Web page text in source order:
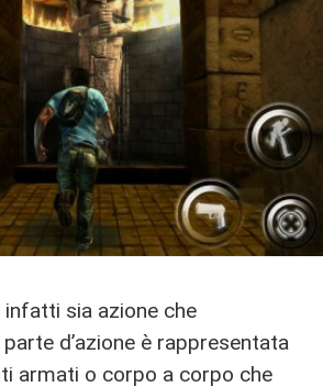
sia azione che
d’azione è rappresentata
armati o corpo a corpo che